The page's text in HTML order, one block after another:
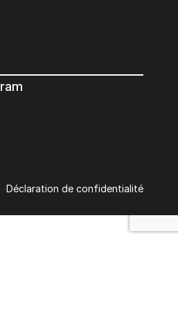
Déclaration de confidentialité